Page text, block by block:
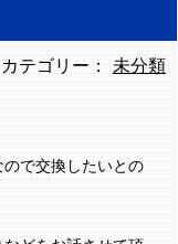
カテゴリー： 未分類
で交換したいとの